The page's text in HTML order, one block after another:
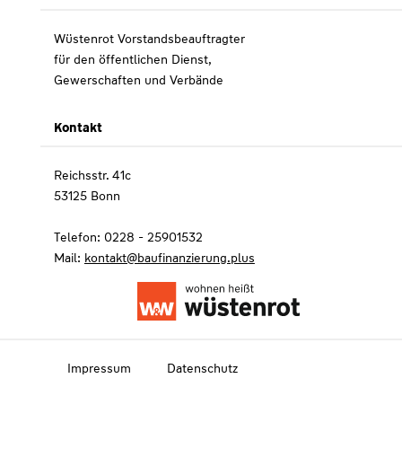
Wüstenrot Vorstandsbeauftragter
für den öffentlichen Dienst,
Gewerschaften und Verbände
Kontakt
Reichsstr. 41c
53125 Bonn
Telefon: 0228 - 25901532
Mail: kontakt@baufinanzierung.plus
Impressum Datenschutz